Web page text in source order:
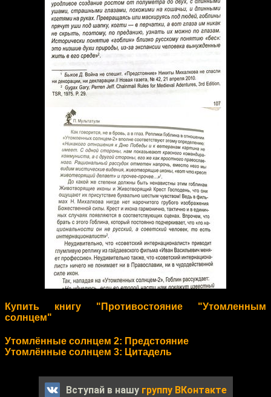
Купить книгу "Противостояние "Утомленным
солнцем"
Утомлённые солнцем 2: Предстояние
Утомлённые солнцем 3: Цитадель
Вступай в нашу группу ВКонтакте